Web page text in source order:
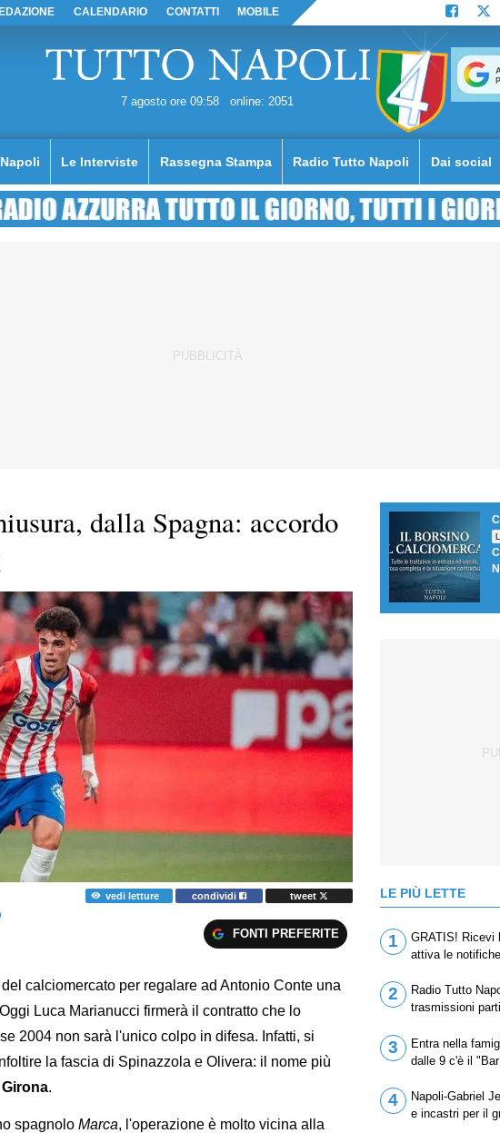
CALENDARIO CONTATTI MOBILE
7 agosto ore 09:58 online: 2051
Le Interviste Rassegna Stampa Radio Tutto Napoli Dai social
dalla Spagna: accordo
vedi letture condividi
tweet
FONTI PREFERITE
calciomercato per regalare ad Antonio Conte una
Luca Marianucci firmerà il contratto che lo
2004 non sarà l'unico colpo in difesa. Infatti, si
la fascia di Spinazzola e Olivera: il nome più
Girona.
spagnolo Marca, l'operazione è molto vicina alla
LE PIÙ LETTE
1
GRATIS! Ricevi
attiva le
2
Radio Tutto
trasmissioni
3
Entra nella
dalle 9 c'è il
4
Napoli-Gabriel
e incastri per il